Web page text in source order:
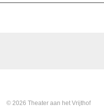
© 2026 Theater aan het Vrijthof